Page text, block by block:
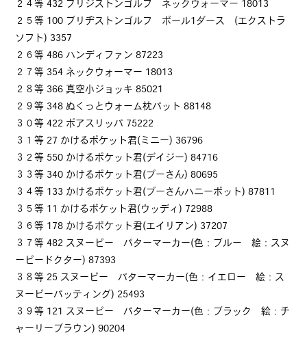
２４等 432 ブリジストンゴルフ ネックウォーマー 18013
２５等 100 ブリヂストンゴルフ ボール1ダース (エクストラ
ソフト) 3357
２６等 486 ハンディファン 87223
２７等 354 ネックウォーマー 18013
２８等 366 真空小ジョッキ 85021
２９等 348 ぬくっとウォーム枕パット 88148
３０等 422 ボアスリッパ 75222
３１等 27 かけるポケット君(ミニー) 36796
３２等 550 かけるポケット君(デイジー) 84716
３３等 340 かけるポケット君(プーさん) 80695
３４等 133 かけるポケット君(プーさんハニーポット) 87811
３５等 11 かけるポケット君(ウッディ) 72988
３６等 178 かけるポケット君(エイリアン) 37207
３７等 482 スヌーピー パターマーカー(色：ブルー 絵：スヌ
ーピードクター) 87393
３８等 25 スヌーピー パターマーカー(色：イエロー 絵：ス
ヌーピーパッティング) 25493
３９等 121 スヌーピー パターマーカー(色：ブラック 絵：チ
ャーリーブラウン) 90204